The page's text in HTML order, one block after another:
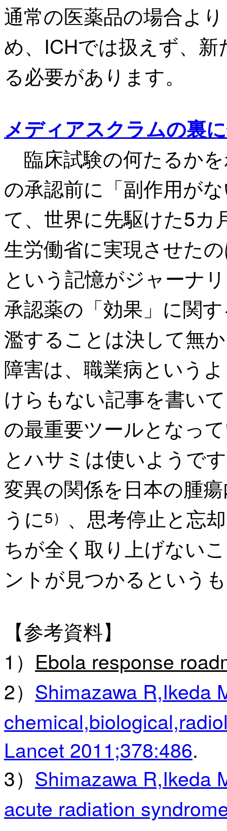
通常の医薬品の場合よ
め、ICHでは扱えず、
る必要があります。
メディアスクラムの裏
臨床試験の何たるか
の承認前に「副作用が
て、世界に先駆けた5カ
生労働省に実現させた
という記憶がジャーナ
承認薬の「効果」に関
濫することは決して無
障害は、職業病という
けらもない記事を書い
の最重要ツールとなっ
とハサミは使いようで
変異の関係を日本の腫
うに5） 、思考停止と忘
ちが全く取り上げない
ントが見つかるという
【参考資料】
1） Ebola response
2） Shimazawa R,Ikeda
Lancet 2011;378:486.
3） Shimazawa R,Ikeda
acute radiation